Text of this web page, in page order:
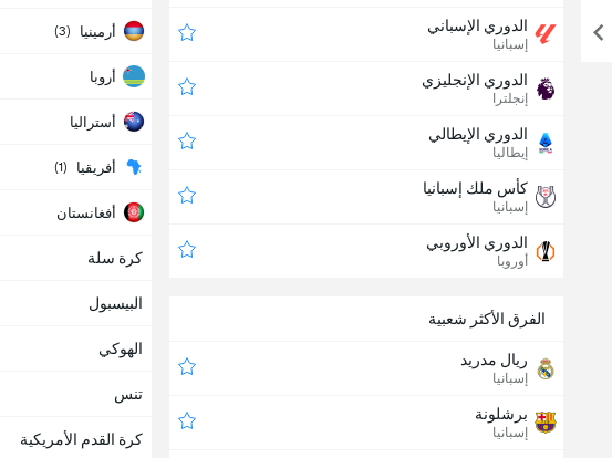
الدوري الإسباني
إسبانيا
الدوري الإنجليزي
إنجلترا
الدوري الإيطالي
إيطاليا
كأس ملك إسبانيا
إسبانيا
الدوري الأوروبي
أوروبا
أرمينيا (3)
أروبا
أستراليا
أفريقيا (1)
أفغانستان
ألبانيا
كرة سلة
البيسبول
الهوكي
تنس
كرة القدم الأمريكية
الفرق الأكثر شعبية
ريال مدريد
إسبانيا
برشلونة
إسبانيا